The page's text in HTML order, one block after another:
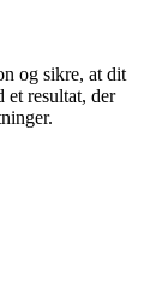
og sikre, at dit
et resultat, der